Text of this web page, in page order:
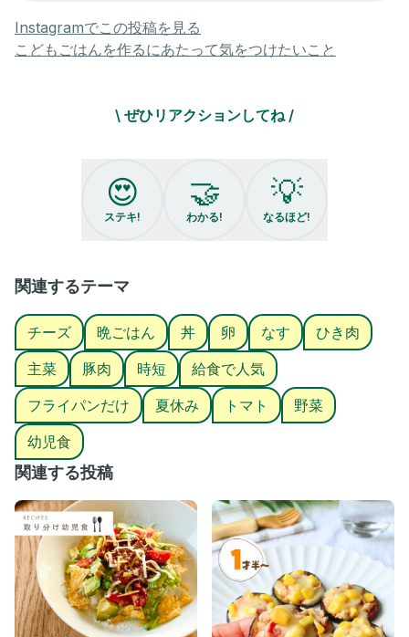
子ども大絶賛！
夏野菜たっぷり🍆🍅
【絶品タコライス風】🧑🏻‍🍳
我が家は…パパも大絶賛🤭
夏休み中、一度は作ってみて😊❣️
┈┈┈┈┈┈┈ ꕤꕤꕤ ┈┈┈┈┈┈┈┈
☆New☆
【絶品タコライス風】
材料))2〜3人分
・豚挽肉 200g
・玉ねぎ 1/2個
・なす 2本
・ミニトマト 5個
・にんにくチューブ 2cm
・生姜チューブ 2cm
・油 大さじ1
・卵 2個
・とろけるチーズ 適量
・ご飯 2〜3膳
・パセリ お好みで
★ケチャップ 大さじ4
★ウスターソース 大さじ1
★醤油 小さじ1
Instagramでこの投稿を見る
こどもごはんを作るにあたって気をつけたいこと
\ ぜひリアクションしてね /
😍
ステキ!
🤝
わかる!
💡
なるほど!
関連するテーマ
チーズ 晩ごはん 丼 卵 なす
ひき肉
主菜
豚肉 時短
給食で人気
フライパンだけ
夏休み トマト
野菜
幼児食
関連する投稿